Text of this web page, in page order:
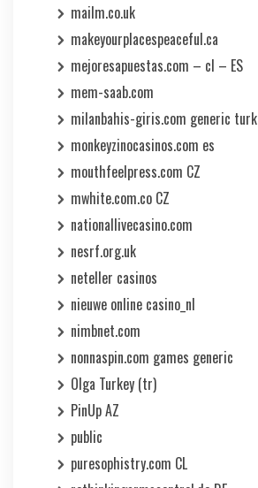
mailm.co.uk
makeyourplacespeaceful.ca
mejoresapuestas.com – cl – ES
mem-saab.com
milanbahis-giris.com generic turk
monkeyzinocasinos.com es
mouthfeelpress.com CZ
mwhite.com.co CZ
nationallivecasino.com
nesrf.org.uk
neteller casinos
nieuwe online casino_nl
nimbnet.com
nonnaspin.com games generic
Olga Turkey (tr)
PinUp AZ
public
puresophistry.com CL